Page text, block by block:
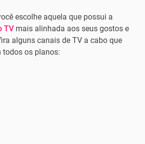
escolhe aquela que possui a
TV mais alinhada aos seus gostos e
alguns canais de TV a cabo que
todos os planos: